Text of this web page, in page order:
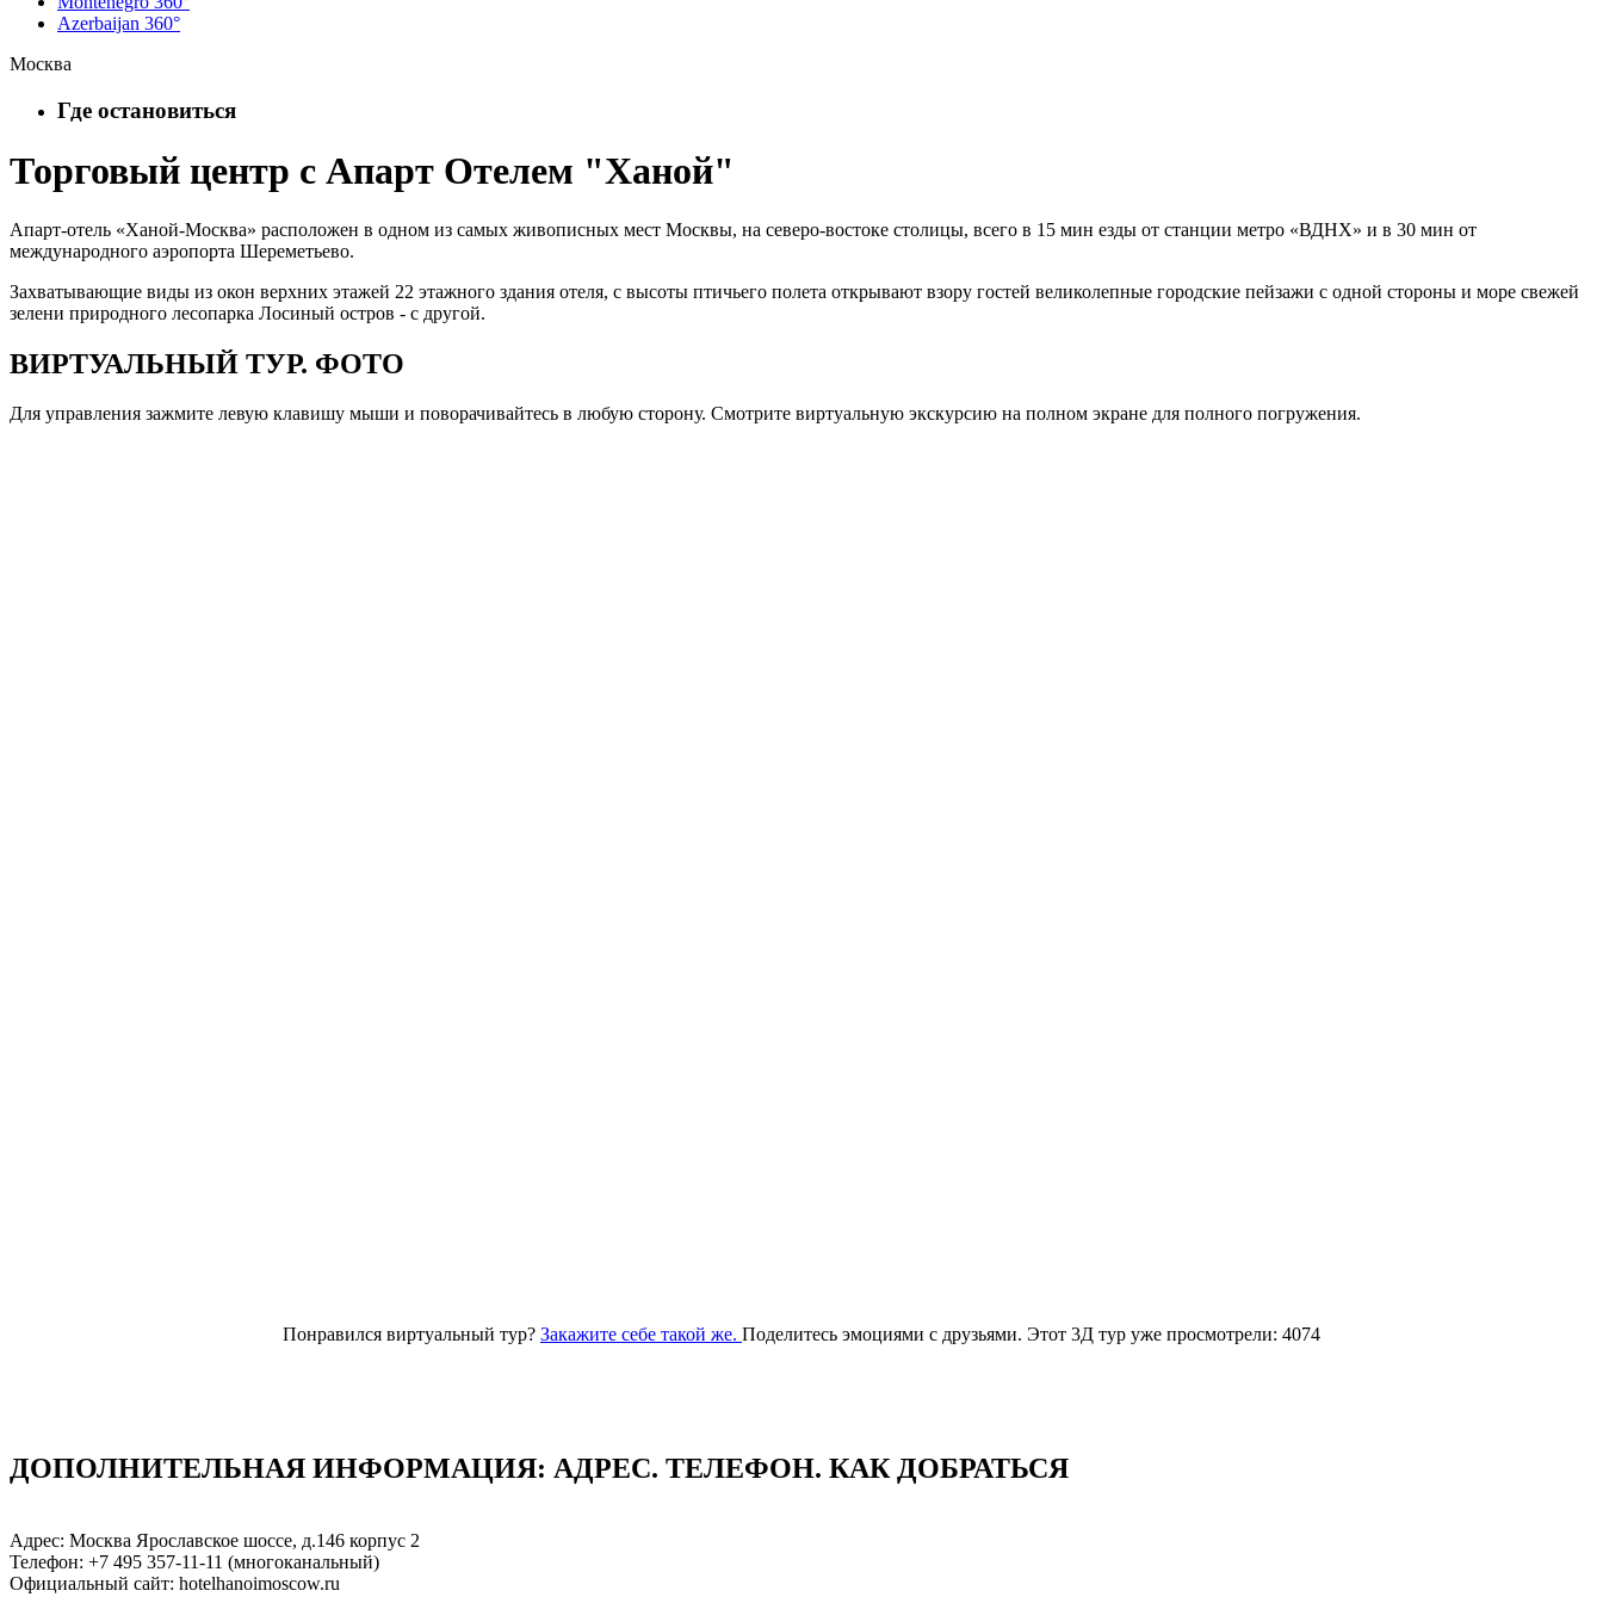
Azerbaijan 360°
Москва
Где остановиться
Торговый центр с Апарт Отелем "Ханой"
Апарт-отель «Ханой-Москва» расположен в одном из самых живописных мест Москвы, на северо-востоке столицы, всего в 15 мин езды от станции метро «ВДНХ» и в 30 мин от
международного аэропорта Шереметьево.
Захватывающие виды из окон верхних этажей 22 этажного здания отеля, с высоты птичьего полета открывают взору гостей великолепные городские пейзажи с одной стороны и море свежей
зелени природного лесопарка Лосиный остров - с другой.
ВИРТУАЛЬНЫЙ ТУР. ФОТО
Для управления зажмите левую клавишу мыши и поворачивайтесь в любую сторону. Смотрите виртуальную экскурсию на полном экране для полного погружения.
Понравился виртуальный тур? Закажите себе такой же. Поделитесь эмоциями с друзьями. Этот 3Д тур уже просмотрели: 4074
ДОПОЛНИТЕЛЬНАЯ ИНФОРМАЦИЯ: АДРЕC. ТЕЛЕФОН. КАК ДОБРАТЬСЯ
Адрес: Москва Ярославское шоссе, д.146 корпус 2
Телефон: +7 495 357-11-11 (многоканальный)
Официальный сайт: hotelhanoimoscow.ru